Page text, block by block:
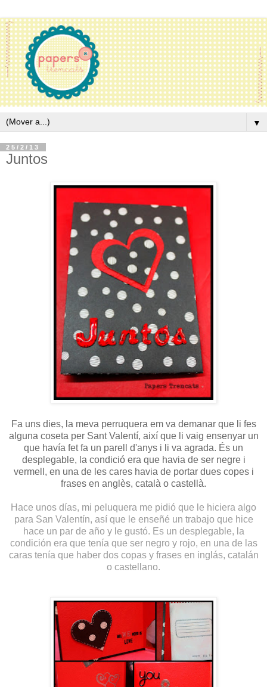
▼
25/2/13
Juntos
Fa uns dies, la meva perruquera em va demanar que li fes
alguna coseta per Sant Valentí, així que li vaig ensenyar un
que havía fet fa un parell d'anys i li va agrada. És un
desplegable, la condició era que havia de ser negre i
vermell, en una de les cares havia de portar dues copes i
frases en anglès, català o castellà.
Hace unos días, mi peluquera me pidió que le hiciera algo
para San Valentín, así que le enseñé un trabajo que hice
hace un par de año y le gustó. Es un desplegable, la
condición era que tenía que ser negro y rojo, en una de las
caras tenía que haber dos copas y frases en inglás, catalán
o castellano.